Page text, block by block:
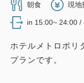
朝食 現地
in 15:00~ 24:00 /
ホテルメトロポリ
プランです。